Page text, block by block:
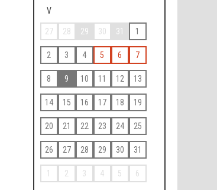
V
27 28 29 30 31 1
2 3 4 5 6 7
8 9 10 11 12 13
14 15 16 17 18 19
20 21 22 23 24 25
26 27 28 29 30 31
1 2 3 4 5 6